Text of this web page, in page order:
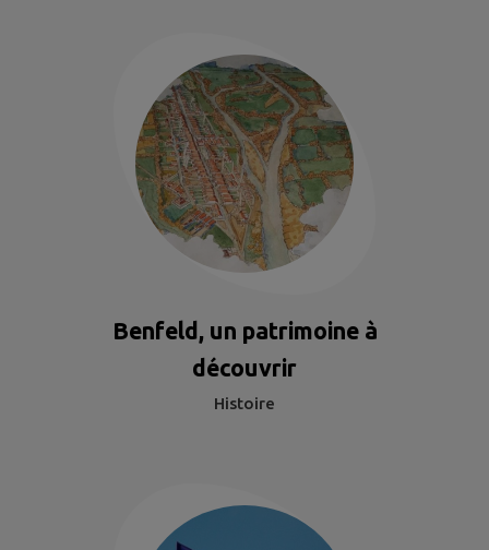
Benfeld, un patrimoine à
découvrir
Histoire